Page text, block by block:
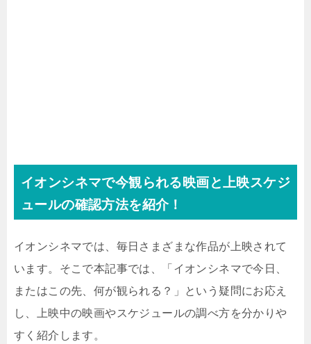
イオンシネマで今観られる映画と上映スケジ
ュールの確認方法を紹介！
イオンシネマでは、毎日さまざまな作品が上映されて
います。そこで本記事では、「イオンシネマで今日、
またはこの先、何が観られる？」という疑問にお応え
し、上映中の映画やスケジュールの調べ方を分かりや
すく紹介します。